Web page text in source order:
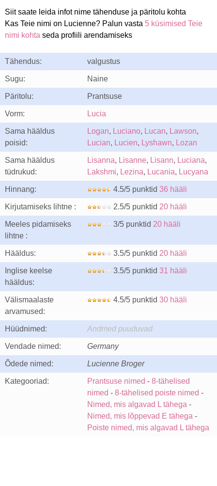
Siit saate leida infot nime tähenduse ja päritolu kohta
Kas Teie nimi on Lucienne? Palun vasta 5 küsimised Teie
nimi kohta seda profiili arendamiseks
Tähendus: valgustus
Sugu: Naine
Päritolu: Prantsuse
Vorm: Lucia
Sama hääldus
poisid:
Logan, Luciano, Lucan, Lawson,
Lucian, Lucien, Lyshawn, Lozan
Sama hääldus
tüdrukud:
Lisanna, Lisanne, Lisann, Luciana,
Lakshmi, Lezina, Lucania, Lucyana
Hinnang: 4.5/5 punktid 36 hääli
Kirjutamiseks lihtne : 2.5/5 punktid 20 hääli
Meeles pidamiseks
lihtne :
3/5 punktid 20 hääli
Hääldus: 3.5/5 punktid 20 hääli
Inglise keelse
hääldus:
3.5/5 punktid 31 hääli
Välismaalaste
arvamused:
4.5/5 punktid 30 hääli
Hüüdnimed: Andmed puuduvad
Vendade nimed: Germany
Õdede nimed: Lucienne Broger
Kategooriad: Prantsuse nimed - 8-tähelised
nimed - 8-tähelised poiste nimed -
Nimed, mis algavad L tähega -
Nimed, mis lõppevad E tähega -
Poiste nimed, mis algavad L tähega